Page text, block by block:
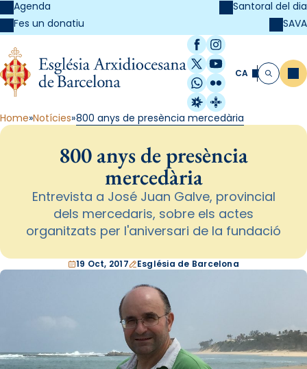
Agenda
Fes un donatiu
Santoral del dia
SAVA
Facebook
Instagram
X / Twitter
YouTube
WhatsApp
Flickr
Radio Estel
Catalunya
CA Cerca
Home Notícies 800 anys de presència mercedària
800 anys de presència
mercedària
Entrevista a José Juan Galve, provincial
dels mercedaris, sobre els actes
organitzats per l'aniversari de la fundació
19 Oct, 2017 Església de Barcelona